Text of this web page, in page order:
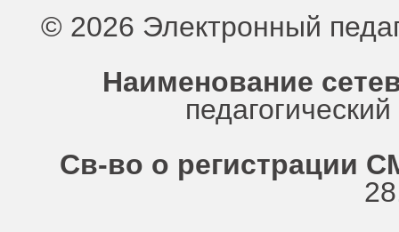
© 2026 Электронный
Наименование
Св-во о регистрации